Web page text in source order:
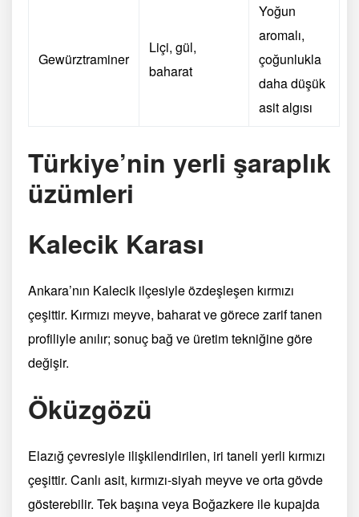
Gewürztraminer
Liçi, gül,
baharat
Yoğun
aromalı,
çoğunlukla
daha düşük
asit algısı
Türkiye’nin yerli şaraplık
üzümleri
Kalecik Karası
Ankara’nın Kalecik ilçesiyle özdeşleşen kırmızı
çeşittir. Kırmızı meyve, baharat ve görece zarif tanen
profiliyle anılır; sonuç bağ ve üretim tekniğine göre
değişir.
Öküzgözü
Elazığ çevresiyle ilişkilendirilen, iri taneli yerli kırmızı
çeşittir. Canlı asit, kırmızı-siyah meyve ve orta gövde
gösterebilir. Tek başına veya Boğazkere ile kupajda